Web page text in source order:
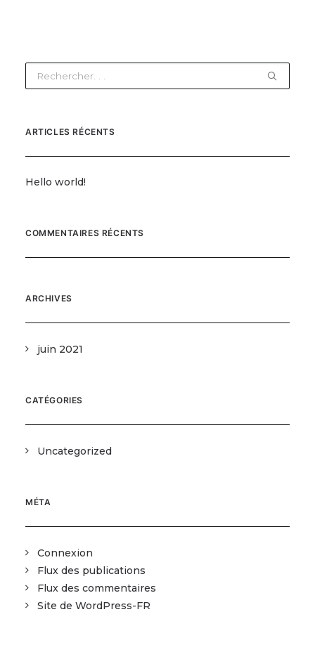
ARTICLES RÉCENTS
Hello world!
COMMENTAIRES RÉCENTS
ARCHIVES
juin 2021
CATÉGORIES
Uncategorized
MÉTA
Connexion
Flux des publications
Flux des commentaires
Site de WordPress-FR